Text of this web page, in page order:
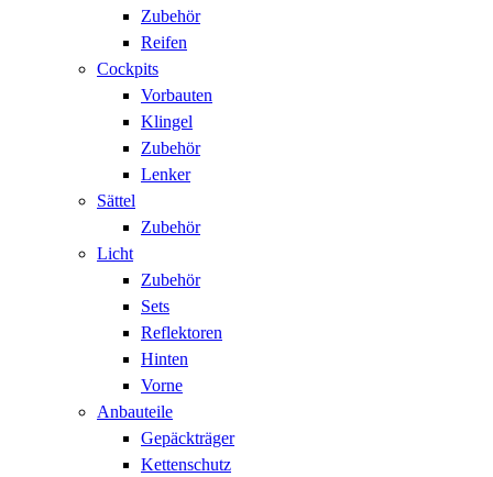
Zubehör
Reifen
Cockpits
Vorbauten
Klingel
Zubehör
Lenker
Sättel
Zubehör
Licht
Zubehör
Sets
Reflektoren
Hinten
Vorne
Anbauteile
Gepäckträger
Kettenschutz